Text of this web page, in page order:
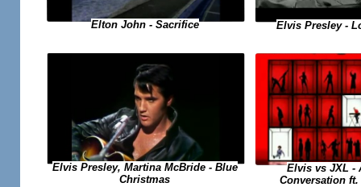
Elton John - Sacrifice Elvis Presley -
Elvis Presley, Martina McBride - Blue
Christmas
Elvis vs JXL -
Conversation